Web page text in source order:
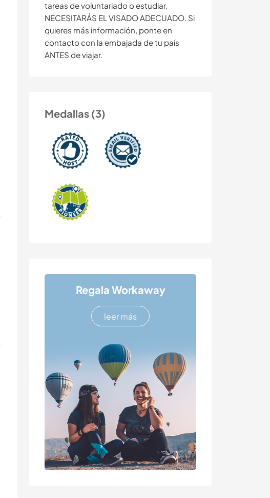
tareas de voluntariado o estudiar,
NECESITARÁS EL VISADO ADECUADO. Si
quieres más información, ponte en
contacto con la embajada de tu país
ANTES de viajar.
Medallas (3)
Regala Workaway
leer más